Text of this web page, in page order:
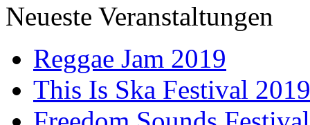
Neueste Veranstaltungen
Reggae Jam 2019
This Is Ska Festival 2019